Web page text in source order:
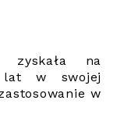
zyskała na
lat w swojej
w